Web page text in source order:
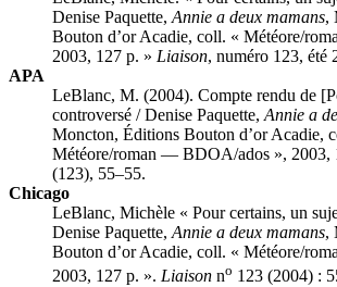
Denise Paquette, Annie a deux mamans,
Bouton d’or Acadie, coll. « Météore/
2003, 127 p. » Liaison, numéro 123, été
APA
LeBlanc, M. (2004). Compte rendu de
controversé / Denise Paquette, Annie a
Moncton, Éditions Bouton d’or Acadie,
Météore/roman — BDOA/ados », 2003,
(123), 55–55.
Chicago
LeBlanc, Michèle « Pour certains, un
Denise Paquette, Annie a deux mamans,
Bouton d’or Acadie, coll. « Météore/
2003, 127 p. ». Liaison no 123 (2004) :